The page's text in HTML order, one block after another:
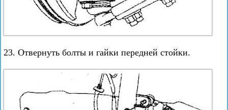
23. Отвернуть болты и гайки передней стойки.